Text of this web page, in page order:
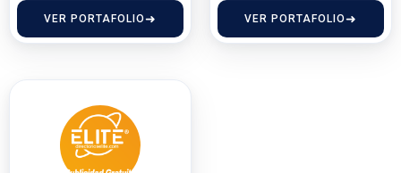
VER PORTAFOLIO VER PORTAFOLIO